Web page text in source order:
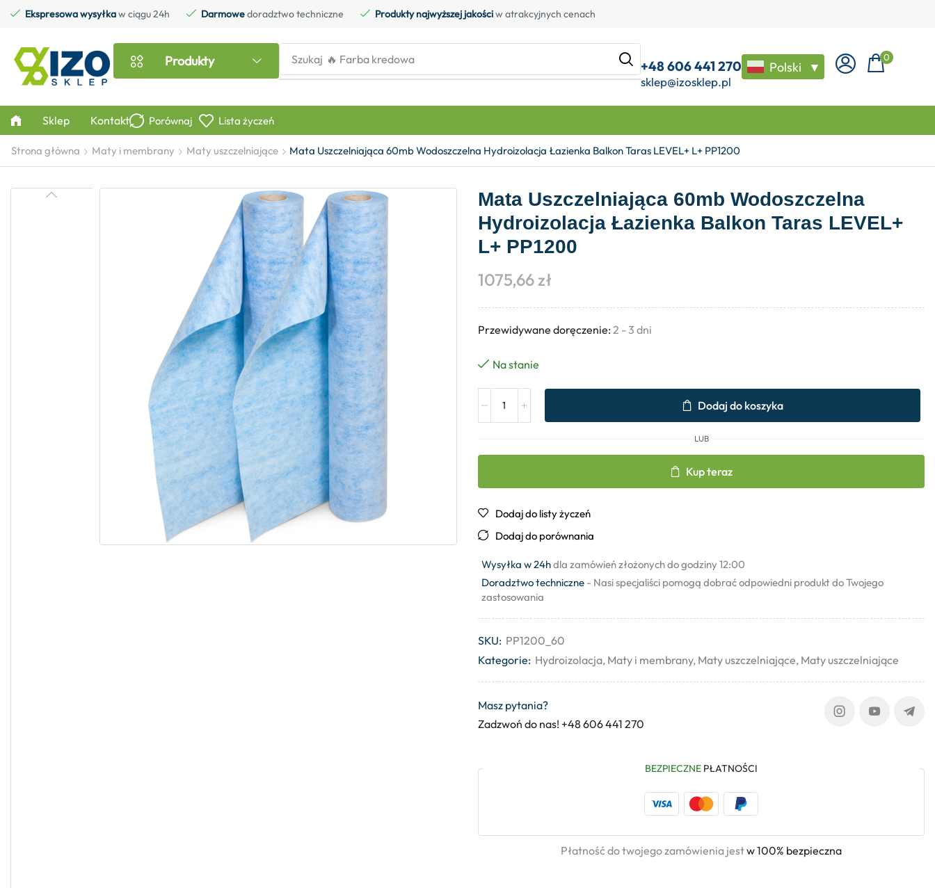
Ekspresowa wysyłkaw ciągu 24h Darmowedoradztwo techniczne Produkty najwyższej jakościw atrakcyjnych cenach
Produkty Szukaj 🔥 Farba kredowa +48 606 441 270
sklep@izosklep.pl
Polski ▼
0
Sklep Kontakt Porównaj Lista życzeń
Strona główna Maty i membrany Maty uszczelniające Mata Uszczelniająca 60mb Wodoszczelna Hydroizolacja Łazienka Balkon Taras LEVEL+ L+ PP1200
Mata Uszczelniająca 60mb Wodoszczelna
Hydroizolacja Łazienka Balkon Taras LEVEL+
L+ PP1200
1075,66zł
Przewidywane doręczenie: 2 - 3 dni
Na stanie
Dodaj do koszyka
LUB
Kup teraz
Dodaj do listy życzeń
Dodaj do porównania
Wysyłka w 24hdla zamówień złożonych do godziny 12:00
Doradztwo techniczne - Nasi specjaliści pomogą dobrać odpowiedni produkt do Twojego
zastosowania
SKU: PP1200_60
Kategorie: Hydroizolacja, Maty i membrany, Maty uszczelniające, Maty uszczelniające
Masz pytania?
Zadzwoń do nas! +48 606 441 270
BEZPIECZNE PŁATNOŚCI
Płatność do twojego zamówienia jestw 100% bezpieczna